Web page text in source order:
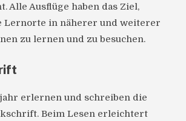
Alle Ausflüge haben das Ziel,
Lernorte in näherer und weiterer
zu lernen und zu besuchen.
erlernen und schreiben die
Beim Lesen erleichtert